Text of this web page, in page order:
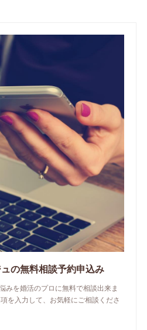
の無料相談予約申込み
みを婚活のプロに無料で相談出来ま
を入力して、お気軽にご相談くださ